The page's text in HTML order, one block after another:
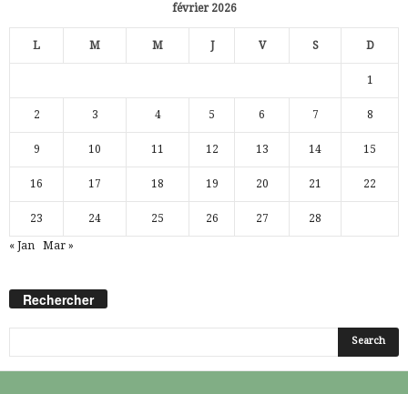
février 2026
L M M J V S D
1
2 3 4 5 6 7 8
9 10 11 12 13 14 15
16 17 18 19 20 21 22
23 24 25 26 27 28
« Jan Mar »
Rechercher